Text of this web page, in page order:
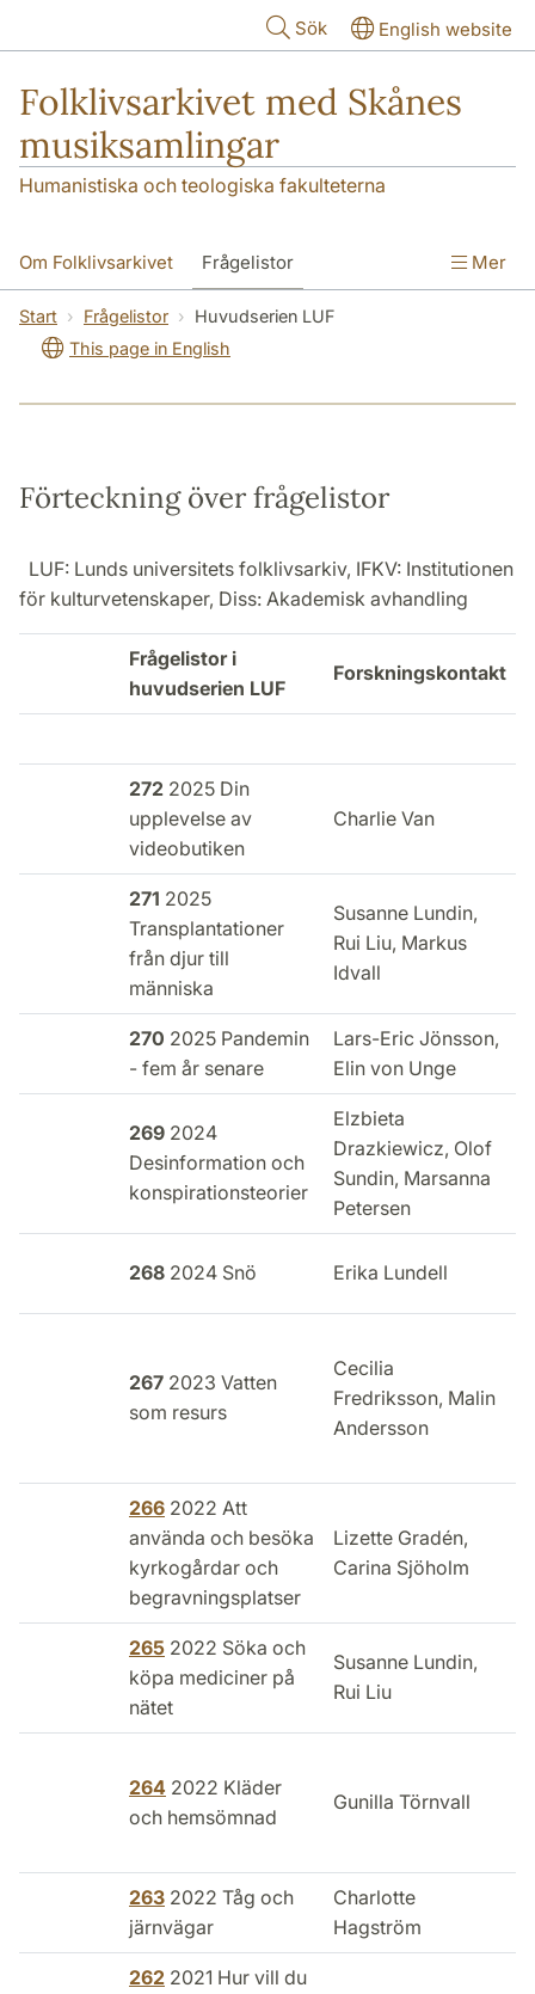
Sök English website
Folklivsarkivet med Skånes
musiksamlingar
Humanistiska och teologiska fakulteterna
Om Folklivsarkivet Frågelistor
Sök i samlingarna Skånes musiksamlingar
Kontakt
Mer
Start Frågelistor
Huvudserien LUF
This page in English
Förteckning över frågelistor
LUF: Lunds universitets folklivsarkiv, IFKV: Institutionen
för kulturvetenskaper, Diss: Akademisk avhandling
Frågelistor i
huvudserien LUF
Forskningskontakt
272 2025 Din
upplevelse av
videobutiken
Charlie Van
271 2025
Transplantationer
från djur till
människa
Susanne Lundin,
Rui Liu, Markus
Idvall
270 2025 Pandemin
- fem år senare
Lars-Eric Jönsson,
Elin von Unge
269 2024
Desinformation och
konspirationsteorier
Elzbieta
Drazkiewicz, Olof
Sundin, Marsanna
Petersen
268 2024 Snö Erika Lundell
267 2023 Vatten
som resurs
Cecilia
Fredriksson, Malin
Andersson
266 2022 Att
använda och besöka
kyrkogårdar och
begravningsplatser
Lizette Gradén,
Carina Sjöholm
265 2022 Söka och
köpa mediciner på
nätet
Susanne Lundin,
Rui Liu
264 2022 Kläder
och hemsömnad
Gunilla Törnvall
263 2022 Tåg och
järnvägar
Charlotte
Hagström
262 2021 Hur vill du